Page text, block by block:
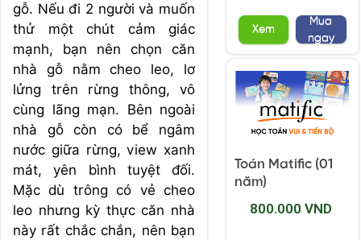
gỗ. Nếu đi 2 người và muốn
thử một chút cảm giác
mạnh, bạn nên chọn căn
nhà gỗ nằm cheo leo, lơ
lửng trên rừng thông, vô
cùng lãng mạn. Bên ngoài
nhà gỗ còn có bể ngâm
nước giữa rừng, view xanh
mát, yên bình tuyệt đối.
Mặc dù trông có vẻ cheo
leo nhưng kỳ thực căn nhà
này rất chắc chắn, nên bạn
Xem
Mua
ngay
Toán Matific (01
năm)
800.000 VND